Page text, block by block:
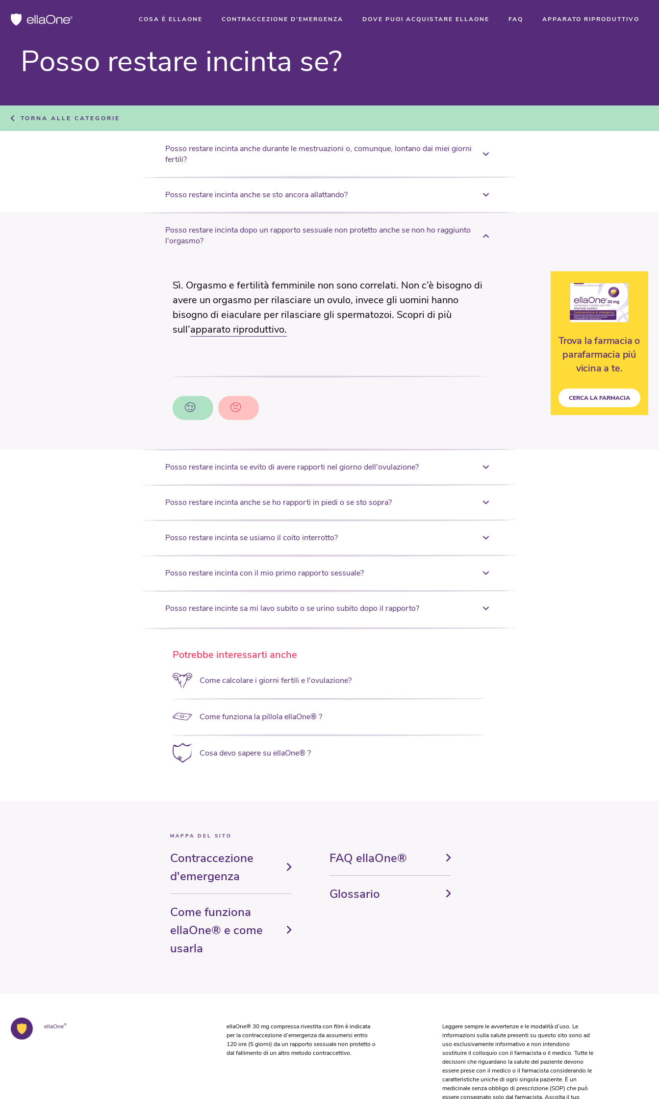
COSA È ELLAONE CONTRACCEZIONE D'EMERGENZA DOVE PUOI ACQUISTARE ELLAONE FAQ APPARATO RIPRODUTTIVO
Pos­so re­sta­re in­cin­ta se?
Trova la farmacia o
parafarmacia piú
vicina a te.
CERCA LA FARMACIA
TORNA ALLE CATEGORIE
Posso restare incinta anche durante le mestruazioni o, comunque, lontano dai miei giorni
fertili?
Posso restare incinta anche se sto ancora allattando?
Posso restare incinta dopo un rapporto sessuale non protetto anche se non ho raggiunto
l'orgasmo?
Sì. Orgasmo e fertilità femminile non sono correlati. Non c’è bisogno di
avere un orgasmo per rilasciare un ovulo, invece gli uomini hanno
bisogno di eiaculare per rilasciare gli spermatozoi. Scopri di più
sull’apparato riproduttivo.
Posso restare incinta se evito di avere rapporti nel giorno dell'ovulazione?
Posso restare incinta anche se ho rapporti in piedi o se sto sopra?
Posso restare incinta se usiamo il coito interrotto?
Posso restare incinta con il mio primo rapporto sessuale?
Posso restare incinte sa mi lavo subito o se urino subito dopo il rapporto?
Potrebbe interessarti anche
Come calcolare i giorni fertili e l'ovulazione?
Come funziona la pillola ellaOne® ?
Cosa devo sapere su ellaOne® ?
MAPPA DEL SITO
Contraccezione
d'emergenza
Come funziona
ellaOne® e come
usarla
FAQ ellaOne®
Glossario
ellaOne®
ellaOne® 30 mg compressa rivestita con film è indicata
per la contraccezione d’emergenza da assumersi entro
120 ore (5 giorni) da un rapporto sessuale non protetto o
dal fallimento di un altro metodo contraccettivo.
Leggere sempre le avvertenze e le modalità d’uso. Le
informazioni sulla salute presenti su questo sito sono ad
uso esclusivamente informativo e non intendono
sostituire il colloquio con il farmacista o il medico. Tutte le
decisioni che riguardano la salute del paziente devono
essere prese con il medico o il farmacista considerando le
caratteristiche uniche di ogni singola paziente. È un
medicinale senza obbligo di prescrizione (SOP) che può
essere consegnato solo dal farmacista. Ascolta il tuo